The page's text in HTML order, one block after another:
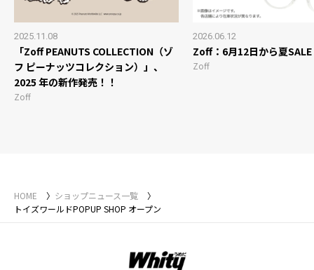
2025.11.08
「Zoff PEANUTS COLLECTION（ゾ
フ ピーナッツコレクション）」、
2025 年の新作発売！！
Zoff
2026.06.12
Zoff：6月12日から夏SALE
Zoff
HOME
ショップニュース一覧
トイズワールドPOPUP SHOP オープン